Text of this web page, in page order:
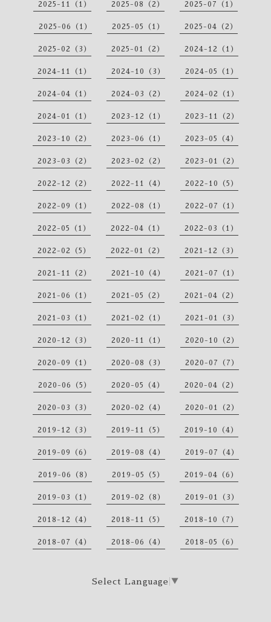
2025-11（1） 2025-08（2） 2025-07（1）
2025-06（1） 2025-05（1） 2025-04（2）
2025-02（3） 2025-01（2） 2024-12（1）
2024-11（1） 2024-10（3） 2024-05（1）
2024-04（1） 2024-03（2） 2024-02（1）
2024-01（1） 2023-12（1） 2023-11（2）
2023-10（2） 2023-06（1） 2023-05（4）
2023-03（2） 2023-02（2） 2023-01（2）
2022-12（2） 2022-11（4） 2022-10（5）
2022-09（1） 2022-08（1） 2022-07（1）
2022-05（1） 2022-04（1） 2022-03（1）
2022-02（5） 2022-01（2） 2021-12（3）
2021-11（2） 2021-10（4） 2021-07（1）
2021-06（1） 2021-05（2） 2021-04（2）
2021-03（1） 2021-02（1） 2021-01（3）
2020-12（3） 2020-11（1） 2020-10（2）
2020-09（1） 2020-08（3） 2020-07（7）
2020-06（5） 2020-05（4） 2020-04（2）
2020-03（3） 2020-02（4） 2020-01（2）
2019-12（3） 2019-11（5） 2019-10（4）
2019-09（6） 2019-08（4） 2019-07（4）
2019-06（8） 2019-05（5） 2019-04（6）
2019-03（1） 2019-02（8） 2019-01（3）
2018-12（4） 2018-11（5） 2018-10（7）
2018-07（4） 2018-06（4） 2018-05（6）
Select Language ▼